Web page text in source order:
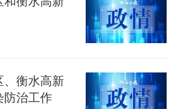
坚持系统思维，统筹推进
管网改造、海绵城市等项
宜居、韧性、智慧城市。
民、惠民理念，因地制宜
、衡水高新
防治工作